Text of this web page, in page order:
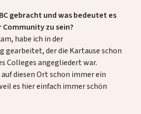
gebracht und was bedeutet es
zu sein?
habe ich in der
gearbeitet, der die Kartause schon
Colleges angegliedert war.
diesen Ort schon immer ein
es hier einfach immer schön